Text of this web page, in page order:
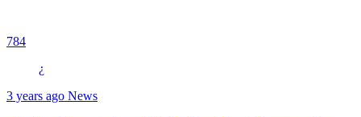
784
¿
3 years ago News